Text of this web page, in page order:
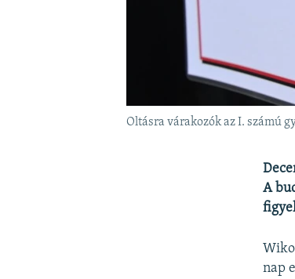
Oltásra várakozók az I. számú
A
nap